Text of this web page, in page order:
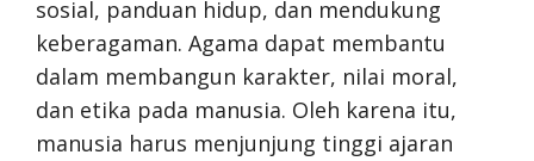
sosial, panduan hidup, dan mendukung
keberagaman. Agama dapat membantu
dalam membangun karakter, nilai moral,
dan etika pada manusia. Oleh karena itu,
manusia harus menjunjung tinggi ajaran